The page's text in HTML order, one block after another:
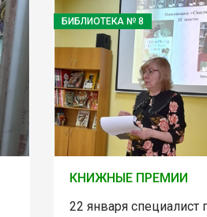
БИБЛИОТЕКА № 8
КНИЖНЫЕ ПРЕМИИ
22 января специалист